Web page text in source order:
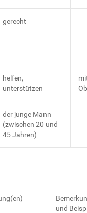
gerecht
helfen,
unterstützen
der junge Mann
(zwischen 20 und
45 Jahren)
und